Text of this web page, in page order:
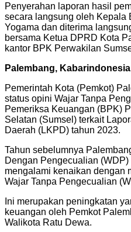
Penyerahan laporan hasil
secara langsung oleh Kepala
Yogama dan diterima
bersama Ketua DPRD Kota
kantor BPK Perwakilan
Palembang,
Pemerintah Kota (Pemkot)
status opini Wajar Tanpa
Pemeriksa Keuangan (BPK)
Selatan (Sumsel) terkait
Daerah (LKPD) tahun 2023.
Tahun sebelumnya
Dengan Pengecualian
mengalami kenaikan dengan
Wajar Tanpa Pengecualian
Ini merupakan peningkatan
keuangan oleh Pemkot
Walikota Ratu Dewa.